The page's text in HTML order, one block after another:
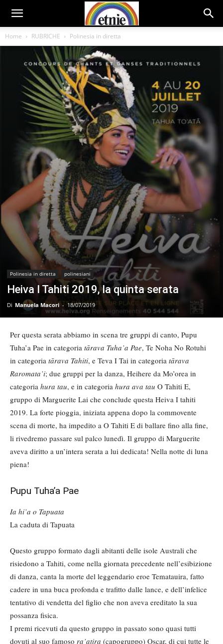
Home RUBRICHE Polinesia in diretta
Polinesia in diretta polinesiani
Heiva I Tahiti 2019, la quinta serata
Di Manuela Macori - 18/07/2019
Per questa serata abbiamo in scena tre gruppi di canto, Pupu
Tuha’a Pae in categoria tārava Tuha’a Pae, Te Noha No Rotuhi
in categoria tārava Tahiti, e Teva I Tai in categoria tārava
Raromata’i; due gruppi per la danza, Heihere da Mo’orea in
categoria hura tau, e in categoria hura ava tau O Tahiti E,
gruppo di Marguerite Lai che conclude questa Heiva I tahiti
2019. La forte pioggia, iniziata appena dopo la commovente
scena di morte, ha impedito a O Tahiti E di ballare fino alla fine,
li rivedremo passare sul palco lunedì. Il gruppo di Marguerite
aveva diritto a un’intera serata a lui dedicata! Nella notte di luna
piena!
Pupu Tuha’a Pae
Ia hi’a o Tapuata
La caduta di Tapuata
Questo gruppo formato dagli abitanti delle isole Australi che
risiedono a Tahiti, come nella giornata precedente nell’esibizione
di danza, canta la morte del leggendario eroe Tematauira, fatto
cadere in una buca profonda e trafitto dalle lance, e dell’infelice
tentativo di vendetta del figlio che non aveva ereditato la sua
possanza fisica.
I premi ricevuti da questo gruppo in passato sono quasi tutti
dovuti al suo famoso ra’atira (capogruppo) Oscar, di cui tutte le